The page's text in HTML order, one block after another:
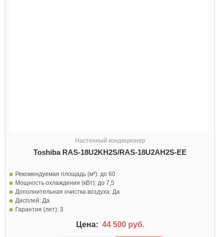
Настенный кондиционер
Toshiba RAS-18U2KH2S/RAS-18U2AH2S-EE
Рекомендуемая площадь (м²): до 60
Мощность охлаждения (кВт): до 7,5
Дополнительная очистка воздуха: Да
Дисплей: Да
Гарантия (лет): 3
Цена: 44 500 руб.